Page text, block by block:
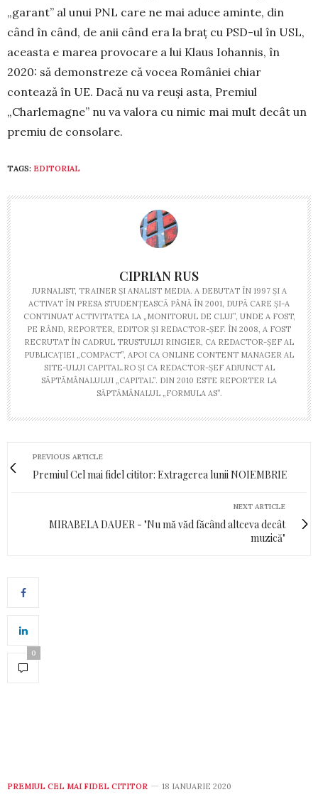
„ga­rant” al unui PNL care ne mai aduce amin­te, din
când în când, de anii când era la braț cu PSD-ul în USL,
aceas­ta e ma­rea provocare a lui Klaus Io­hannis, în
2020: să demonstreze că vocea României chiar
contează în UE. Dacă nu va reuși asta, Premiul
„Charlemagne” nu va va­lora cu nimic mai mult decât un
premiu de consolare.
TAGS: EDITORIAL
CIPRIAN RUS
JURNALIST, TRAINER ŞI ANALIST MEDIA. A DEBUTAT ÎN 1997 ŞI A
ACTIVAT ÎN PRESA STUDENŢEASCĂ PÂNĂ ÎN 2001, DUPĂ CARE ŞI-A
CONTINUAT ACTIVITATEA LA „MONITORUL DE CLUJ”, UNDE A FOST,
PE RÂND, REPORTER, EDITOR ŞI REDACTOR-ŞEF. ÎN 2008, A FOST
RECRUTAT ÎN CADRUL TRUSTULUI RINGIER, CA REDACTOR-ŞEF AL
PUBLICAŢIEI „COMPACT”, APOI CA ONLINE CONTENT MANAGER AL
SITE-ULUI CAPITAL.RO ŞI CA REDACTOR-ŞEF ADJUNCT AL
SĂPTĂMÂNALULUI „CAPITAL”. DIN 2010 ESTE REPORTER LA
SĂPTĂMÂNALUL „FORMULA AS”.
PREVIOUS ARTICLE
Premiul Cel mai fidel cititor: Extragerea lunii NOIEMBRIE
NEXT ARTICLE
MIRABELA DAUER - "Nu mă văd făcând altceva decât
muzică"
0
PREMIUL CEL MAI FIDEL CITITOR 18 IANUARIE 2020